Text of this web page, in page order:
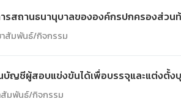
รสถานธนานุบาลขององค์กรปกครองส่ว
าสัมพันธ์/กิจกรรม
บัญชีผู้สอบแข่งขันได้เพื่อบรรจุและแต่ง
สัมพันธ์/กิจกรรม